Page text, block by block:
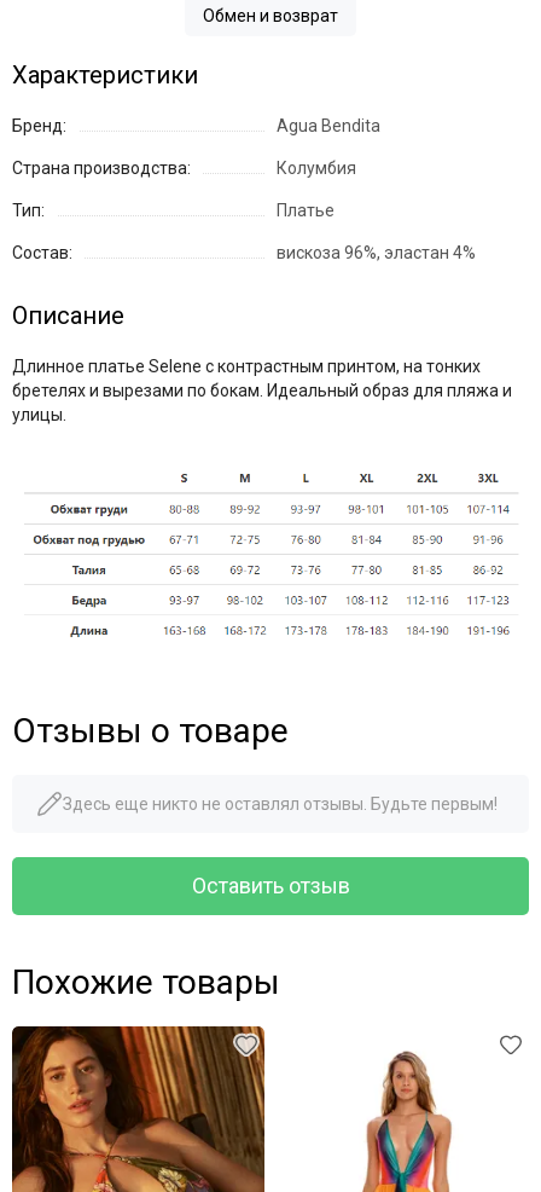
Обмен и возврат
Характеристики
Бренд: Agua Bendita
Страна производства: Колумбия
Тип: Платье
Состав: вискоза 96%, эластан 4%
Описание
Длинное платье Selene с контрастным принтом, на тонких
бретелях и вырезами по бокам. Идеальный образ для пляжа и
улицы.
Отзывы о товаре
Здесь еще никто не оставлял отзывы. Будьте первым!
Оставить отзыв
Похожие товары